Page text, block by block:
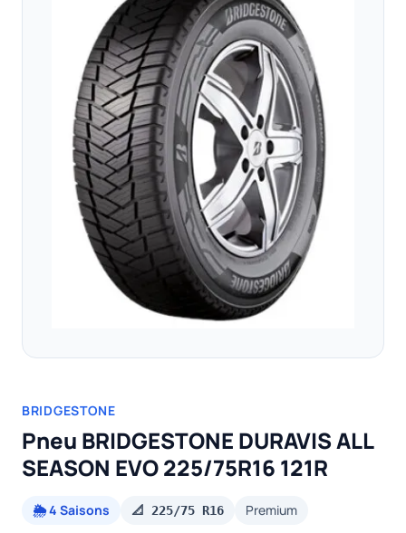
BRIDGESTONE
Pneu BRIDGESTONE DURAVIS ALL
SEASON EVO 225/75R16 121R
🌦️ 4 Saisons 📐 225/75 R16 Premium